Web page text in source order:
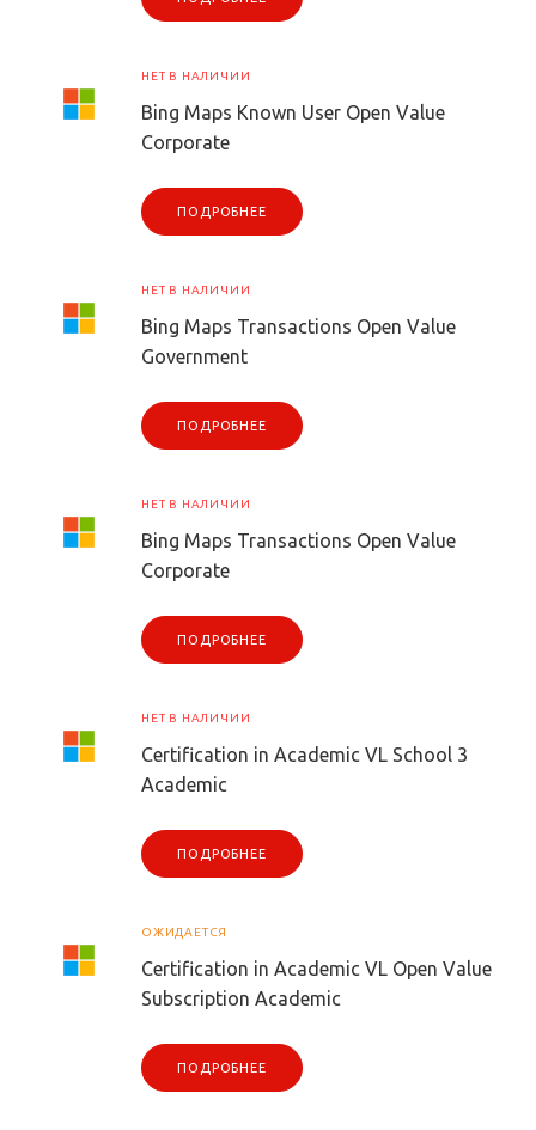
НЕТ В НАЛИЧИИ
Bing Maps Known User Open Value
Corporate
ПОДРОБНЕЕ
НЕТ В НАЛИЧИИ
Bing Maps Transactions Open Value
Government
ПОДРОБНЕЕ
НЕТ В НАЛИЧИИ
Bing Maps Transactions Open Value
Corporate
ПОДРОБНЕЕ
НЕТ В НАЛИЧИИ
Certification in Academic VL School 3
Academic
ПОДРОБНЕЕ
ОЖИДАЕТСЯ
Certification in Academic VL Open Value
Subscription Academic
ПОДРОБНЕЕ